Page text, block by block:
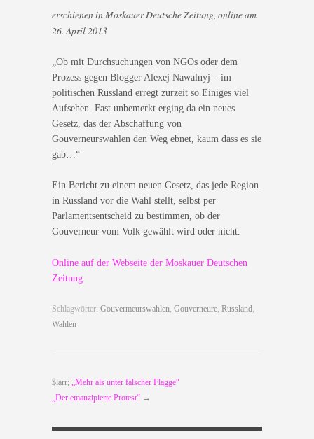
erschienen in Moskauer Deutsche Zeitung, online am
26. April 2013
„Ob mit Durchsuchungen von NGOs oder dem
Prozess gegen Blogger Alexej Nawalnyj – im
politischen Russland erregt zurzeit so Einiges viel
Aufsehen. Fast unbemerkt erging da ein neues
Gesetz, das der Abschaffung von
Gouverneurswahlen den Weg ebnet, kaum dass es sie
gab…“
Ein Bericht zu einem neuen Gesetz, das jede Region
in Russland vor die Wahl stellt, selbst per
Parlamentsentscheid zu bestimmen, ob der
Gouverneur vom Volk gewählt wird oder nicht.
Online auf der Webseite der Moskauer Deutschen
Zeitung
Schlagwörter: Gouvermeurswahlen, Gouverneure, Russland,
Wahlen
$larr; „Mehr als unter falscher Flagge“
„Der emanzipierte Protest“ →